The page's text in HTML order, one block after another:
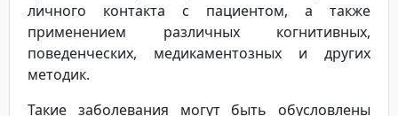
личного контакта с пациентом, а также
применением различных когнитивных,
поведенческих, медикаментозных и других
методик.
Такие заболевания могут быть обусловлены